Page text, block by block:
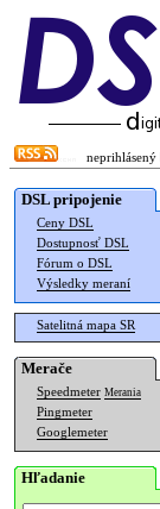
neprihlásený
DSL pripojenie
Ceny DSL
Dostupnosť DSL
Fórum o DSL
Výsledky meraní
Satelitná mapa SR
Merače
Speedmeter Merania
Pingmeter
Googlemeter
Hľadanie